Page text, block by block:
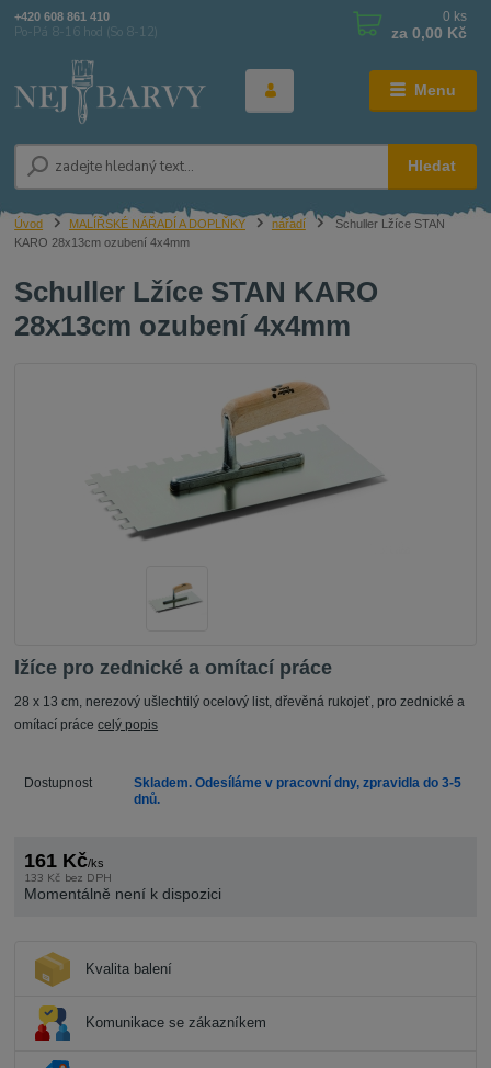
Menu
Hledat
+420 608 861 410
Po-Pá 8-16 hod (So 8-12)
0 ks
za 0,00 Kč
Úvod MALÍŘSKÉ NÁŘADÍ A DOPLŇKY nářadí
Schuller Lžíce STAN
KARO 28x13cm ozubení 4x4mm
Schuller Lžíce STAN KARO
28x13cm ozubení 4x4mm
lžíce pro zednické a omítací práce
28 x 13 cm, nerezový ušlechtilý ocelový list, dřevěná rukojeť, pro zednické a
omítací prácecelý popis
Dostupnost
Skladem. Odesíláme v pracovní dny, zpravidla do 3-5
dnů.
161 Kč/ks
133 Kč bez DPH
Momentálně není k dispozici
Kvalita balení
Komunikace se zákazníkem